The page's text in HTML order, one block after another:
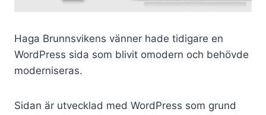
Haga Brunnsvikens vänner hade tidigare en
WordPress sida som blivit omodern och behövde
moderniseras.
Sidan är utvecklad med WordPress som grund